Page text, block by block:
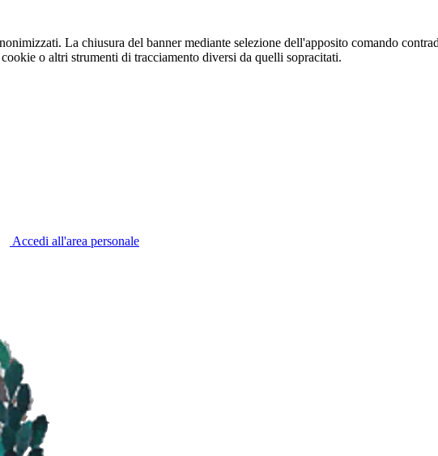
La chiusura del banner mediante selezione dell'apposito comando
o altri strumenti di tracciamento diversi da quelli sopracitati.
Accedi all'area personale